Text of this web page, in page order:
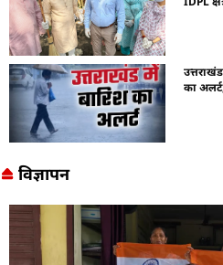
का
विज्ञापन